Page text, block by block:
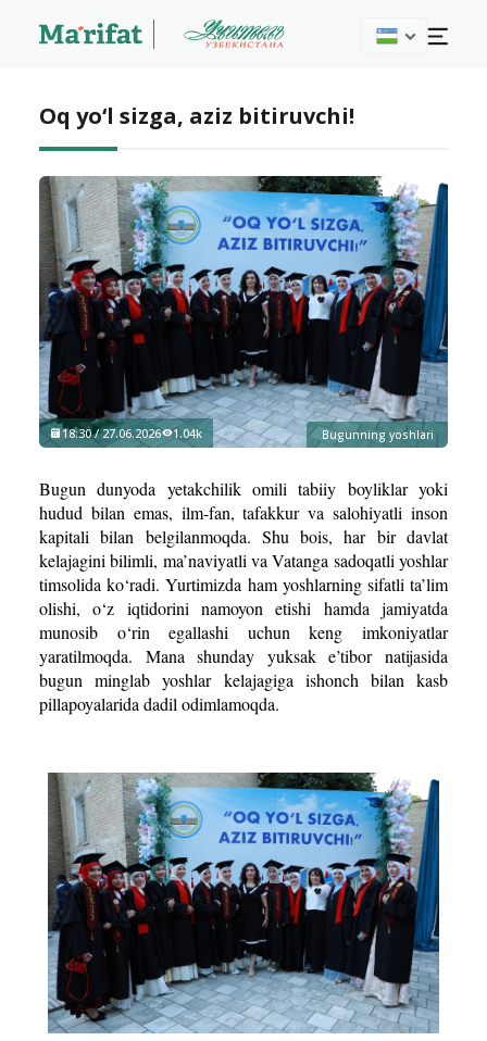
Oq yo‘l sizga, aziz bitiruvchi!
Bugunning yoshlari
18:30 / 27.06.2026 1.04k
Bugun dunyoda yetakchilik omili tabiiy boyliklar yoki
hudud bilan emas, ilm-fan, tafakkur va salohiyatli inson
kapitali bilan belgilanmoqda. Shu bois, har bir davlat
kelajagini bilimli, ma’naviyatli va Vatanga sadoqatli yoshlar
timsolida ko‘radi. Yurtimizda ham yoshlarning sifatli ta’lim
olishi, o‘z iqtidorini namoyon etishi hamda jamiyatda
munosib o‘rin egallashi uchun keng imkoniyatlar
yaratilmoqda. Mana shunday yuksak e’tibor natijasida
bugun minglab yoshlar kelajagiga ishonch bilan kasb
pillapoyalarida dadil odimlamoqda.